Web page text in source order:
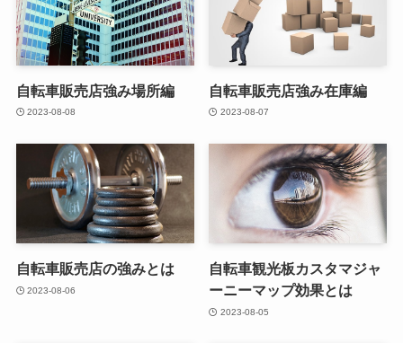
自転車販売店強み場所編
2023-08-08
自転車販売店強み在庫編
2023-08-07
自転車販売店の強みとは
2023-08-06
自転車観光板カスタマジャ
ーニーマップ効果とは
2023-08-05